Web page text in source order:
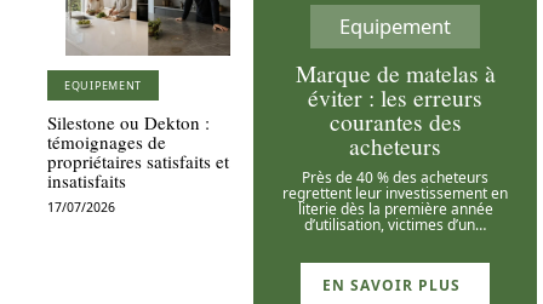
EQUIPEMENT
Silestone ou Dekton :
témoignages de
propriétaires satisfaits et
insatisfaits
17/07/2026
Equipement
Marque de matelas à
éviter : les erreurs
courantes des
acheteurs
Près de 40 % des acheteurs
regrettent leur investissement en
literie dès la première année
d’utilisation, victimes d’un…
EN SAVOIR PLUS